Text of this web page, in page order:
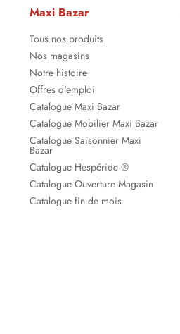
Maxi Bazar
Tous nos produits
Nos magasins
Notre histoire
Offres d'emploi
Catalogue Maxi Bazar
Catalogue Mobilier Maxi Bazar
Catalogue Saisonnier Maxi
Bazar
Catalogue Hespéride ®
Catalogue Ouverture Magasin
Catalogue fin de mois